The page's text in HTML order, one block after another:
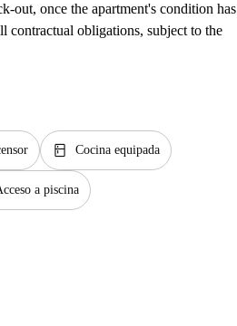
out, once the apartment's condition has
contractual obligations, subject to the
kitchen Cocina equipada
a piscina